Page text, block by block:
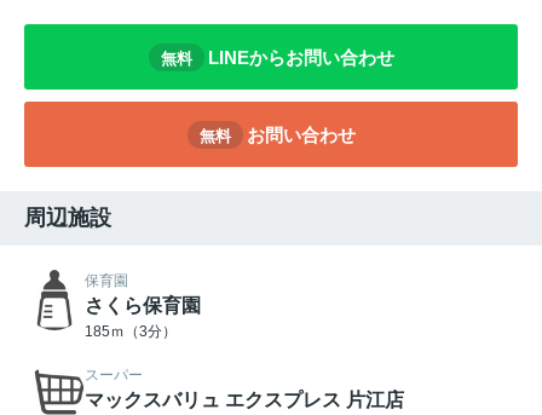
無料 LINEからお問い合わせ
無料 お問い合わせ
周辺施設
保育園
さくら保育園
185ｍ（3分）
スーパー
マックスバリュ エクスプレス 片江店